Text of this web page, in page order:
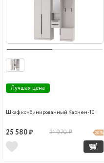
Лучшая цена
Шкаф комбинированный Кармен-10
25 580 ₽ 31 970 ₽ 20 %